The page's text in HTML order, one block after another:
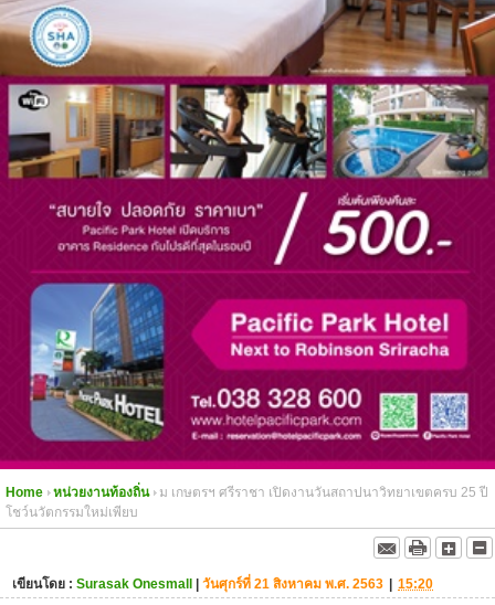
Home หน่วยงานท้องถิ่น
ม เกษตรฯ ศรีราชา เปิดงานวันสถาปนาวิทยาเขตครบ 25 ปี
โชว์นวัตกรรมใหม่เพียบ
เขียนโดย : Surasak Onesmall | วันศุกร์ที่ 21 สิงหาคม พ.ศ. 2563 | 15:20